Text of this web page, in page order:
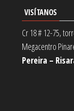
VISÍTANOS
Cr 18 # 12-75,
Megacentro
Pereira –